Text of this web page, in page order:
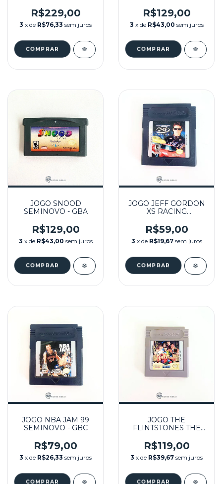
SEMINOVO - GBA
R$229,00
3 x de R$76,33 sem juros
R$129,00
3 x de R$43,00 sem juros
JOGO SNOOD
SEMINOVO - GBA
R$129,00
3 x de R$43,00 sem juros
JOGO JEFF GORDON
XS RACING
R$59,00
3 x de R$19,67 sem juros
JOGO NBA JAM 99
SEMINOVO - GBC
R$79,00
3 x de R$26,33 sem juros
JOGO THE
FLINTSTONES THE
GB
R$119,00
3 x de R$39,67 sem juros